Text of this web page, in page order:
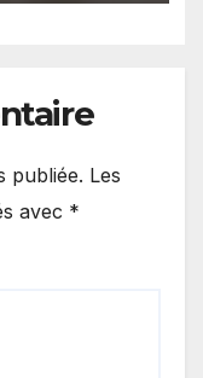
publiée. Les
avec *